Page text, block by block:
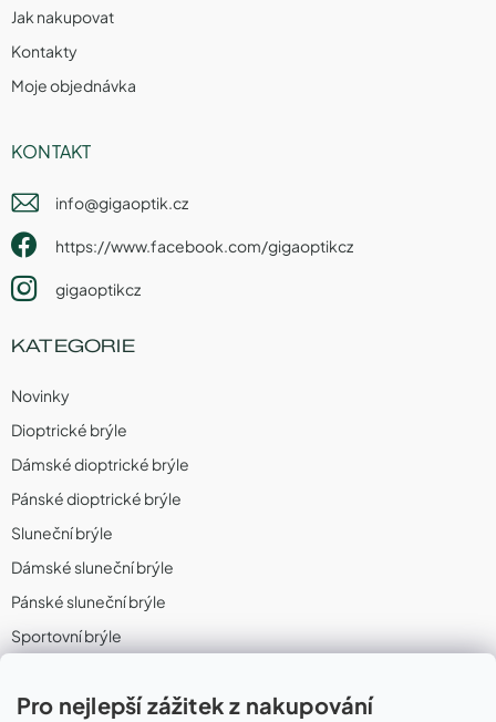
Pro nejlepší zážitek z nakupování
Jak nakupovat
Kontakty
Moje objednávka
KONTAKT
info@gigaoptik.cz
https://www.facebook.com/gigaoptikcz
gigaoptikcz
KATEGORIE
Novinky
Dioptrické brýle
Dámské dioptrické brýle
Pánské dioptrické brýle
Sluneční brýle
Dámské sluneční brýle
Pánské sluneční brýle
Sportovní brýle
Sportovní dioptrické brýle